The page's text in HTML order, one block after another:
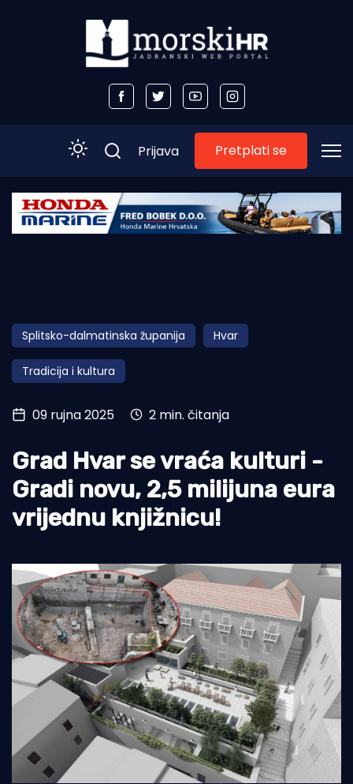
Početna
Obala
Otoci
Turizam i nautika
Pomorstvo
Ekologija
Tradicija i kultura
Prijava Pretplati se
Splitsko-dalmatinska županija Hvar
Tradicija i kultura
09 rujna 2025 2 min. čitanja
Grad Hvar se vraća kulturi -
Gradi novu, 2,5 milijuna eura
vrijednu knjižnicu!